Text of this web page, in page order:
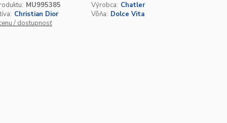
MU995385 Výrobca: Chatler
Christian Dior Vôňa: Dolce Vita
/ dostupnosť